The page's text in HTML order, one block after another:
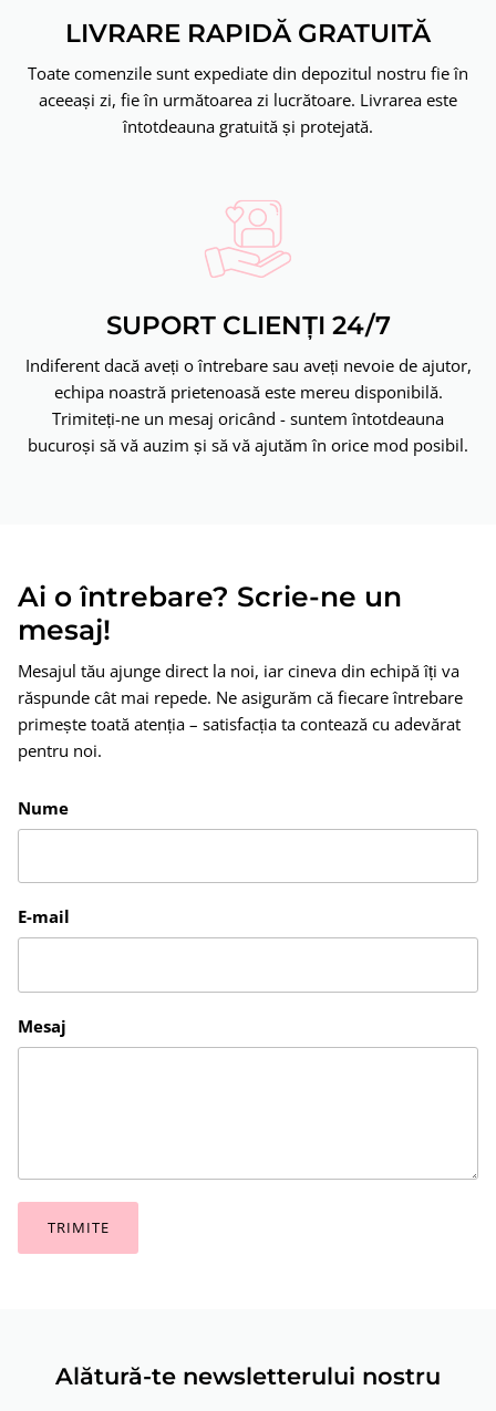
LIVRARE RAPIDĂ GRATUITĂ
Toate comenzile sunt expediate din depozitul nostru fie în
aceeași zi, fie în următoarea zi lucrătoare. Livrarea este
întotdeauna gratuită și protejată.
SUPORT CLIENȚI 24/7
Indiferent dacă aveți o întrebare sau aveți nevoie de ajutor,
echipa noastră prietenoasă este mereu disponibilă.
Trimiteți-ne un mesaj oricând - suntem întotdeauna
bucuroși să vă auzim și să vă ajutăm în orice mod posibil.
Ai o întrebare? Scrie-ne un
mesaj!
Mesajul tău ajunge direct la noi, iar cineva din echipă îți va
răspunde cât mai repede. Ne asigurăm că fiecare întrebare
primește toată atenția – satisfacția ta contează cu adevărat
pentru noi.
Nume
E-mail
Mesaj
TRIMITE
Alătură-te newsletterului nostru